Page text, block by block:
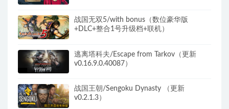
战国无双5/with bonus（数位豪华版
+DLC+整合1号升级档+联机）
逃离塔科夫/Escape from Tarkov（更新
v0.16.9.0.40087）
战国王朝/Sengoku Dynasty （更新
v0.2.1.3）